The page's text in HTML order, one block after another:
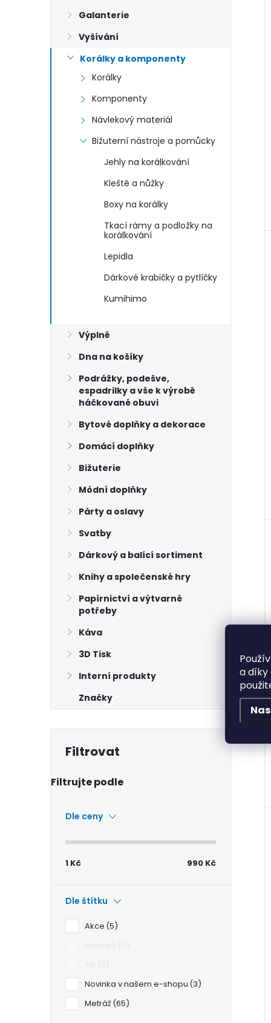
a díky
Galanterie
Vyšívání
Korálky a komponenty
Korálky
Komponenty
Návlekový materiál
Bižuterní nástroje a pomůcky
Jehly na korálkování
Kleště a nůžky
Boxy na korálky
Tkací rámy a podložky na
korálkování
Lepidla
Dárkové krabičky a pytlíčky
Kumihimo
Výplně
Dna na košíky
Podrážky, podešve,
espadrilky a vše k výrobě
háčkované obuvi
Bytové doplňky a dekorace
Domácí doplňky
Bižuterie
Módní doplňky
Párty a oslavy
Svatby
Dárkový a balící sortiment
Knihy a společenské hry
Papírnictví a výtvarné
potřeby
Káva
3D Tisk
Interní produkty
Značky
Dle ceny
1 Kč 990 Kč
Dle štítku
Akce 5
Novinka v našem e-shopu 3
Metráž 65